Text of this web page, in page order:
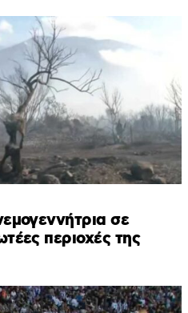
σε
περιοχές της